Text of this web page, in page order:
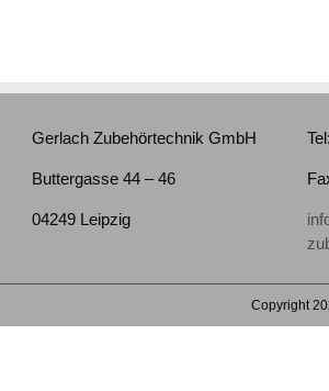
Gerlach Zubehörtechnik GmbH
Buttergasse 44 – 46
04249 Leipzig
Copyright